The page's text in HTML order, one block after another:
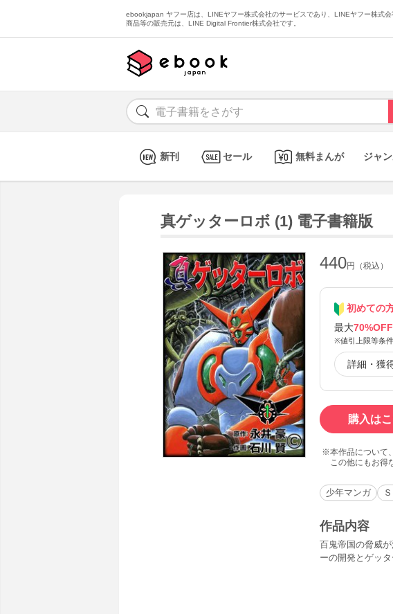
ebookjapan ヤフー店は、LINEヤフー株式会社のサービスであり、LINEヤフー株式
商品等の販売元は、LINE Digital Frontier株式会社です。
新刊 セール 無料まんが ジャ
真ゲッターロボ (1) 電子書籍版
440円（税込）
初めての
最大70%OFF
※値引上限等条
詳細・獲
購入は
本作品について
この他にもお得
少年マンガ
作品内容
百鬼帝国の脅威
ーの開発とゲッ
ゲッターGに襲